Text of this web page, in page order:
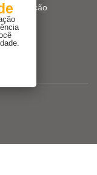
iluminação